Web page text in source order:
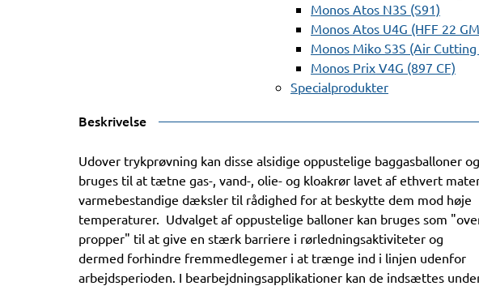
Monos Atos N3S (S91)
Monos Atos U4G (HFF 22
Monos Miko S3S (Air Cutting
Monos Prix V4G (897 CF)
Specialprodukter
Beskrivelse
Udover trykprøvning kan disse alsidige oppustelige baggasballoner
bruges til at tætne gas-, vand-, olie- og kloakrør lavet af ethvert
varmebestandige dæksler til rådighed for at beskytte dem mod høje
temperaturer. Udvalget af oppustelige balloner kan bruges som
propper" til at give en stærk barriere i rørledningsaktiviteter og
dermed forhindre fremmedlegemer i at trænge ind i linjen udenfor
arbejdsperioden. I bearbejdningsapplikationer kan de indsættes